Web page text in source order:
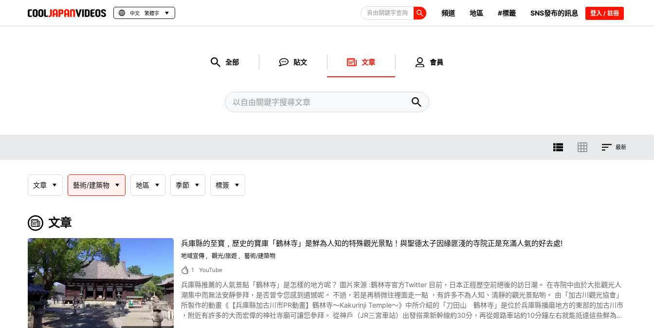
中文 繁體字 自由關鍵字查詢 頻道 地區 #標籤 SNS發布的訊息 登入 / 註冊
全部 貼文 文章 會員
最新
文章 藝術/建築物 地區 季節 標簽
文章
兵庫縣的至寶﹐歷史的寶庫「鶴林寺」是鮮為人知的特殊觀光景點！與聖德太子因緣匪淺的寺院正是充滿人氣的好去處!
地域宣傳 觀光/旅遊
藝術/建築物
1
YouTube
兵庫縣推薦的人氣景點「鶴林寺」是怎樣的地方呢？ 圖片來源 :鶴林寺官方Twitter 目前，日本正經歷空前絕後的訪日潮。 在寺院中由於大批觀光人
潮集中而無法安靜參拜，是否曾令您感到遺憾呢。 不過，若是再稍微往裡面走一點 ，有許多不為人知、清靜的觀光景點喲。 由「加古川觀光協會」
所製作的動畫《【兵庫縣加古川市PR動畫】鶴林寺～Kakurinji Temple～》中所介紹的「刀田山 鶴林寺」是位於兵庫縣播磨地方的東部的加古川市
，附近有許多的大而宏偉的神社寺廟可讓您參拜。 從神戶（JR三宮車站）出發搭乘新幹線約30分，再從姬路車站約10分鐘左右就能抵達這些鮮為人